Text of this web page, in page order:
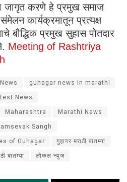
जागृत करणे हे प्रमुख समाज
कार्यक्रमातून प्रत्यक्ष
बौद्धिक प्रमुख सुहास पोतदार
Meeting of Rashtriya
guhagar news in marathi
News
Maharashtra Marathi News
Sangh
of Guhagar गुहागर मराठी बातम्या
बातम्या लोकल न्युज